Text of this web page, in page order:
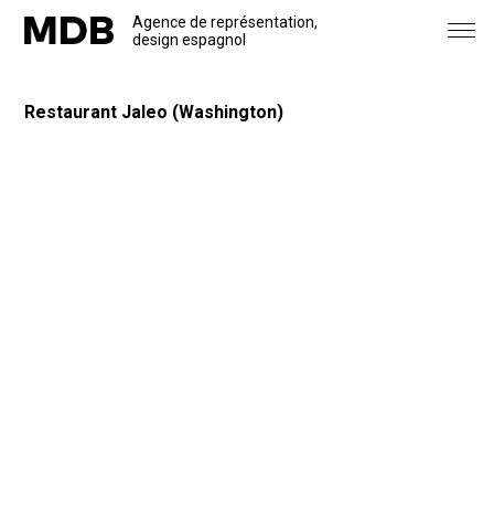
Marques
Agence de représentation,
design espagnol
Restaurant Jaleo (Washington)